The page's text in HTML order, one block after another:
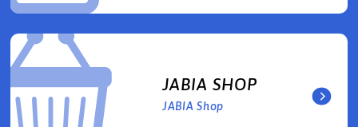
JABIA SHOP
JABIA Shop